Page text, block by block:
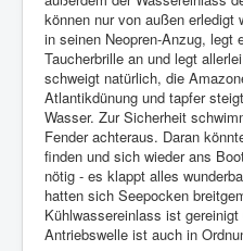
können nur von außen
in seinen Neopren-Anzug, legt
Taucherbrille an und legt
schweigt natürlich, die
Atlantikdünung und tapfer
Wasser. Zur Sicherheit
Fender achteraus. Daran
finden und sich wieder ans
nötig - es klappt alles
hatten sich Seepocken
Kühlwassereinlass ist
Antriebswelle ist auch in